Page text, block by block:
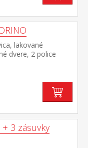
lakované
dvere, 2 police
v návode na
3 zásuvky